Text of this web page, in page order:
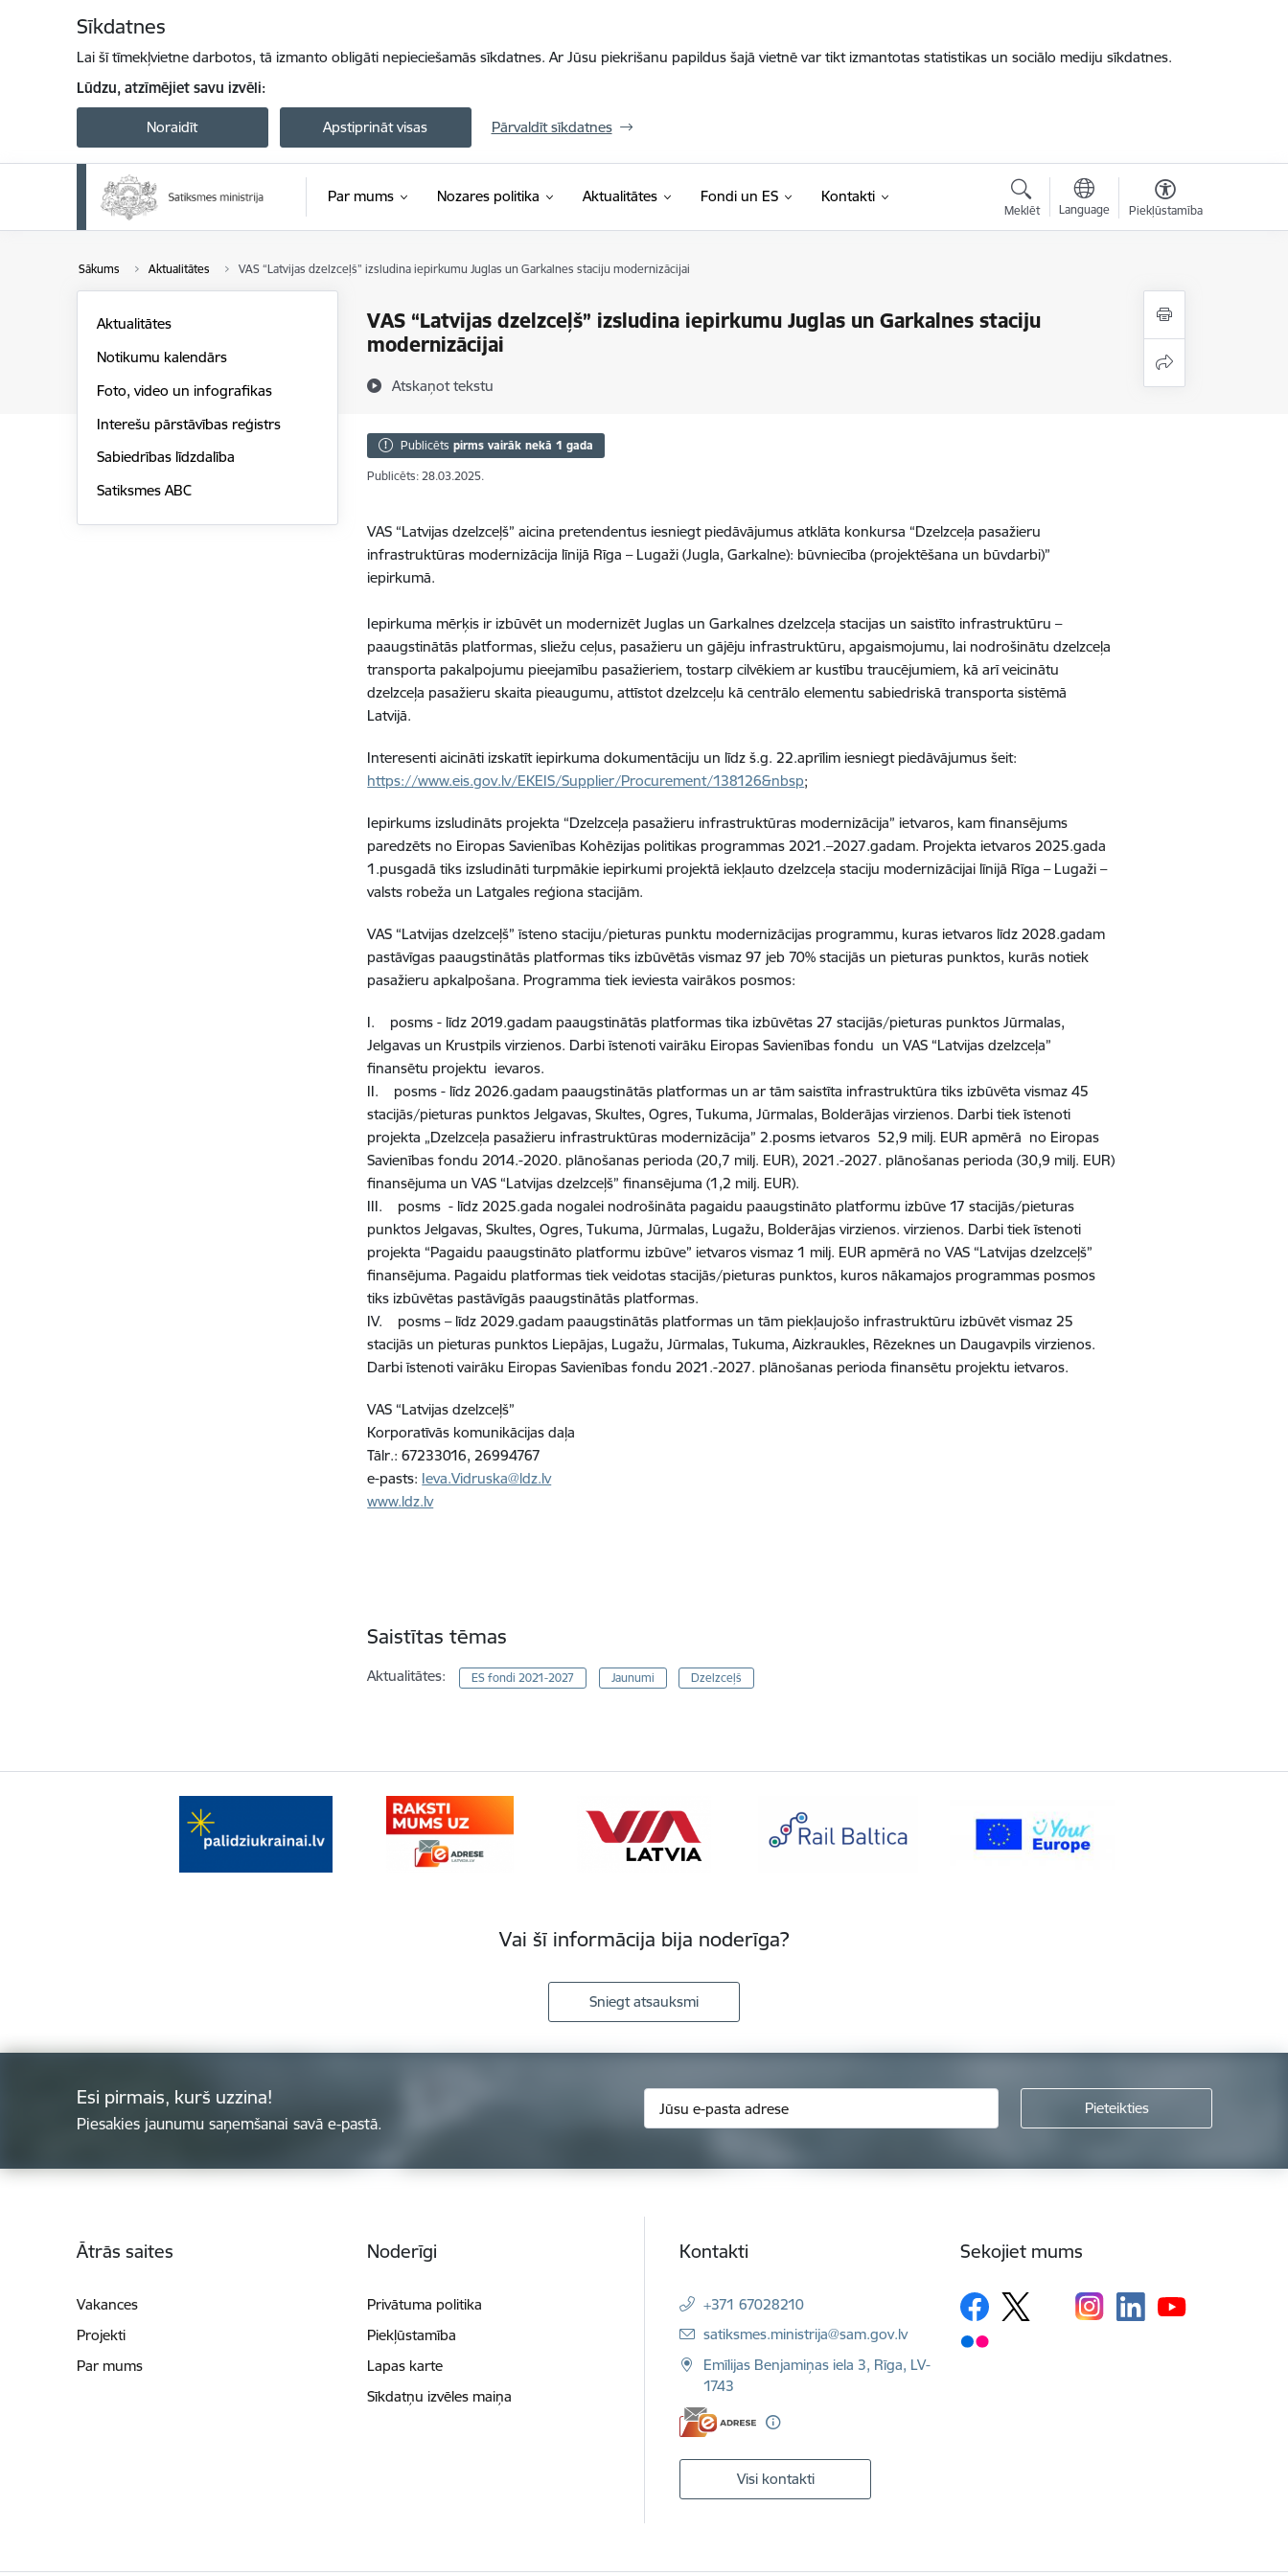
Sīkdatnes
Lai šī tīmekļvietne darbotos, tā izmanto obligāti nepieciešamās sīkdatnes. Ar Jūsu piekrišanu papildus šajā vietnē var tikt izmantotas statistikas un sociālo mediju sīkdatnes.
Lūdzu, atzīmējiet savu izvēli:
Noraidīt Apstiprināt visas Pārvaldīt sīkdatnes
Par mums Nozares politika Aktualitātes Fondi un ES Kontakti
Meklēt Language Piekļūstamība
Sākums Aktualitātes VAS “Latvijas dzelzceļš” izsludina iepirkumu Juglas un Garkalnes staciju modernizācijai
VAS “Latvijas dzelzceļš” izsludina iepirkumu Juglas un Garkalnes staciju
modernizācijai
Atskaņot tekstu
Aktualitātes
Notikumu kalendārs
Foto, video un infografikas
Interešu pārstāvības reģistrs
Sabiedrības līdzdalība
Satiksmes ABC
Publicēts pirms vairāk nekā 1 gada
Publicēts: 28.03.2025.
VAS “Latvijas dzelzceļš” aicina pretendentus iesniegt piedāvājumus atklāta konkursa “Dzelzceļa pasažieru
infrastruktūras modernizācija līnijā Rīga – Lugaži (Jugla, Garkalne): būvniecība (projektēšana un būvdarbi)”
iepirkumā.
Iepirkuma mērķis ir izbūvēt un modernizēt Juglas un Garkalnes dzelzceļa stacijas un saistīto infrastruktūru –
paaugstinātās platformas, sliežu ceļus, pasažieru un gājēju infrastruktūru, apgaismojumu, lai nodrošinātu dzelzceļa
transporta pakalpojumu pieejamību pasažieriem, tostarp cilvēkiem ar kustību traucējumiem, kā arī veicinātu
dzelzceļa pasažieru skaita pieaugumu, attīstot dzelzceļu kā centrālo elementu sabiedriskā transporta sistēmā
Latvijā.
Interesenti aicināti izskatīt iepirkuma dokumentāciju un līdz š.g. 22.aprīlim iesniegt piedāvājumus šeit:
https://www.eis.gov.lv/EKEIS/Supplier/Procurement/138126&nbsp;
Iepirkums izsludināts projekta “Dzelzceļa pasažieru infrastruktūras modernizācija” ietvaros, kam finansējums
paredzēts no Eiropas Savienības Kohēzijas politikas programmas 2021.–2027.gadam. Projekta ietvaros 2025.gada
1.pusgadā tiks izsludināti turpmākie iepirkumi projektā iekļauto dzelzceļa staciju modernizācijai līnijā Rīga – Lugaži –
valsts robeža un Latgales reģiona stacijām.
VAS “Latvijas dzelzceļš” īsteno staciju/pieturas punktu modernizācijas programmu, kuras ietvaros līdz 2028.gadam
pastāvīgas paaugstinātās platformas tiks izbūvētās vismaz 97 jeb 70% stacijās un pieturas punktos, kurās notiek
pasažieru apkalpošana. Programma tiek ieviesta vairākos posmos:
I. posms - līdz 2019.gadam paaugstinātās platformas tika izbūvētas 27 stacijās/pieturas punktos Jūrmalas,
Jelgavas un Krustpils virzienos. Darbi īstenoti vairāku Eiropas Savienības fondu un VAS “Latvijas dzelzceļa”
finansētu projektu ievaros.
II. posms - līdz 2026.gadam paaugstinātās platformas un ar tām saistīta infrastruktūra tiks izbūvēta vismaz 45
stacijās/pieturas punktos Jelgavas, Skultes, Ogres, Tukuma, Jūrmalas, Bolderājas virzienos. Darbi tiek īstenoti
projekta „Dzelzceļa pasažieru infrastruktūras modernizācija” 2.posms ietvaros 52,9 milj. EUR apmērā no Eiropas
Savienības fondu 2014.-2020. plānošanas perioda (20,7 milj. EUR), 2021.-2027. plānošanas perioda (30,9 milj. EUR)
finansējuma un VAS “Latvijas dzelzceļš” finansējuma (1,2 milj. EUR).
III. posms - līdz 2025.gada nogalei nodrošināta pagaidu paaugstināto platformu izbūve 17 stacijās/pieturas
punktos Jelgavas, Skultes, Ogres, Tukuma, Jūrmalas, Lugažu, Bolderājas virzienos. virzienos. Darbi tiek īstenoti
projekta “Pagaidu paaugstināto platformu izbūve” ietvaros vismaz 1 milj. EUR apmērā no VAS “Latvijas dzelzceļš”
finansējuma. Pagaidu platformas tiek veidotas stacijās/pieturas punktos, kuros nākamajos programmas posmos
tiks izbūvētas pastāvīgās paaugstinātās platformas.
IV. posms – līdz 2029.gadam paaugstinātās platformas un tām piekļaujošo infrastruktūru izbūvēt vismaz 25
stacijās un pieturas punktos Liepājas, Lugažu, Jūrmalas, Tukuma, Aizkraukles, Rēzeknes un Daugavpils virzienos.
Darbi īstenoti vairāku Eiropas Savienības fondu 2021.-2027. plānošanas perioda finansētu projektu ietvaros.
VAS “Latvijas dzelzceļš”
Korporatīvās komunikācijas daļa
Tālr.: 67233016, 26994767
e-pasts: Ieva.Vidruska@ldz.lv
www.ldz.lv
Saistītas tēmas
Aktualitātes: ES fondi 2021-2027 Jaunumi Dzelzceļš
Vai šī informācija bija noderīga?
Sniegt atsauksmi
Esi pirmais, kurš uzzina!
Piesakies jaunumu saņemšanai savā e-pastā.
Ātrās saites
Vakances
Projekti
Par mums
Noderīgi
Privātuma politika
Piekļūstamība
Lapas karte
Sīkdatņu izvēles maiņa
Kontakti
+371 67028210
E-pasts:
satiksmes.ministrija@sam.gov.lv
Emīlijas Benjamiņas iela 3, Rīga, LV-
1743
Visi kontakti
Sekojiet mums